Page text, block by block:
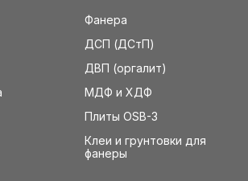
Фанера
ДСП (ДСтП)
ДВП (оргалит)
МДФ и ХДФ
Плиты OSB-3
Клеи и грунтовки для
фанеры